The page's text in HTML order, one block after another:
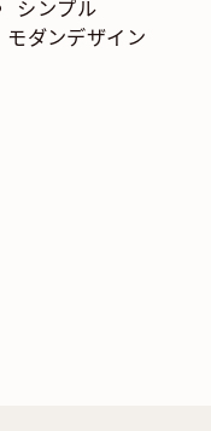
シンプル
モダンデザイン